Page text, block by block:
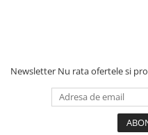
Newsletter Nu rata ofertele si